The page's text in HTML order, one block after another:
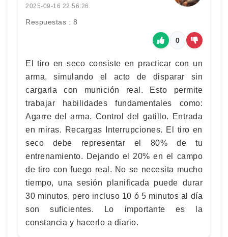
2025-09-16 22:56:26
Respuestas : 8
0
El tiro en seco consiste en practicar con un
arma, simulando el acto de disparar sin
cargarla con munición real. Esto permite
trabajar habilidades fundamentales como:
Agarre del arma. Control del gatillo. Entrada
en miras. Recargas Interrupciones. El tiro en
seco debe representar el 80% de tu
entrenamiento. Dejando el 20% en el campo
de tiro con fuego real. No se necesita mucho
tiempo, una sesión planificada puede durar
30 minutos, pero incluso 10 ó 5 minutos al día
son suficientes. Lo importante es la
constancia y hacerlo a diario.